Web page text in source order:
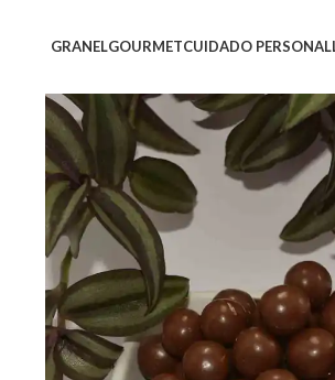
GRANELGOURMETCUIDADO PERSONAL